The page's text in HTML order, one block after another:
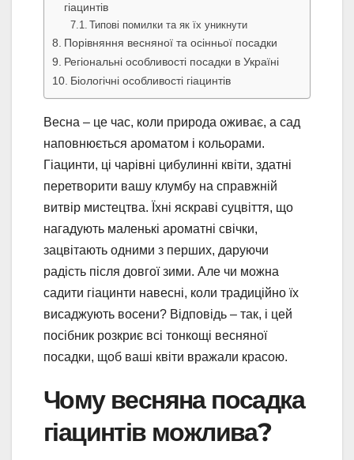
гіацинтів
Типові помилки та як їх уникнути
Порівняння весняної та осінньої посадки
Регіональні особливості посадки в Україні
Біологічні особливості гіацинтів
Весна – це час, коли природа оживає, а сад
наповнюється ароматом і кольорами.
Гіацинти, ці чарівні цибулинні квіти, здатні
перетворити вашу клумбу на справжній
витвір мистецтва. Їхні яскраві суцвіття, що
нагадують маленькі ароматні свічки,
зацвітають одними з перших, даруючи
радість після довгої зими. Але чи можна
садити гіацинти навесні, коли традиційно їх
висаджують восени? Відповідь – так, і цей
посібник розкриє всі тонкощі весняної
посадки, щоб ваші квіти вражали красою.
Чому весняна посадка
гіацинтів можлива?